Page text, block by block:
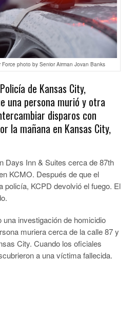
photo by Senior Airman Jovan Banks
de Kansas City,
una persona murió y otra
disparos con
la mañana en Kansas City,
Days Inn & Suites cerca de 87th
KCMO. Después de que el
policía, KCPD devolvió el fuego. El
investigación de homicidio
muriera cerca de la calle 87 y
City. Cuando los oficiales
a una víctima fallecida.